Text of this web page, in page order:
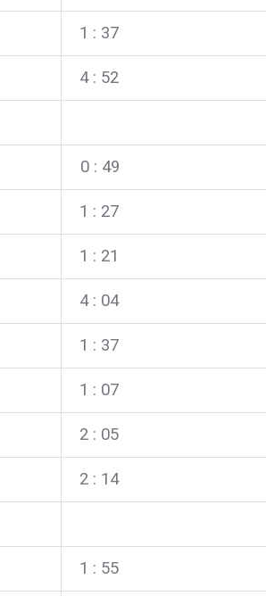
1 : 37
4: 52
0 : 49
1 : 27
1 : 21
4 : 04
1 : 37
1 : 07
2: 05
2: 14
1 : 55